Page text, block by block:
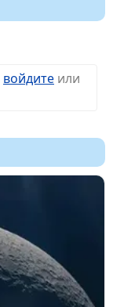
войдите или